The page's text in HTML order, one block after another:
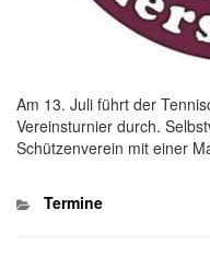
Am 13. Juli führt der
Vereinsturnier durch.
Schützenverein mit einer
Kategorien
Termine